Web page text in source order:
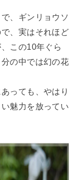
、ギンリョウソ
、実はそれほど
この10年ぐら
の中では幻の花
っても、やはり
魅力を放ってい